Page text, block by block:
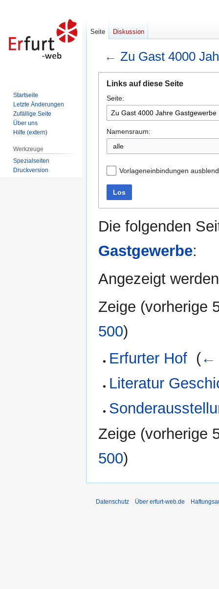
← Zu Gast 4000
Navigation
springen
Suche
springen
Links auf diese Seite
Seite:
Namensraum:
alle
Vorlageneinbindungen
Los
Die folgenden
Gastgewerbe:
Angezeigt
Zeige (vorherige
500)
Erfurter Hof (←
Literatur
Zeige (vorherige
500)
Seite Diskussion
Startseite
Letzte Änderungen
Zufällige Seite
Über uns
Hilfe (extern)
Werkzeuge
Spezialseiten
Druckversion
Datenschutz Über erfurt-web.de